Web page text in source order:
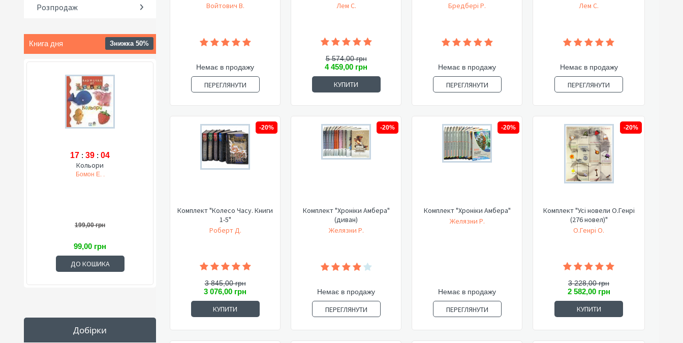
Розпродаж
Книга дня Знижка 50%
17 : 39 : 03
Кольори
Бомон Е. .
199,00 грн
99,00 грн
ДО КОШИКА
Добірки
Войтович В.
Немає в продажу
ПЕРЕГЛЯНУТИ
Лем С.
5 574,00 грн
4 459,00 грн
КУПИТИ
Бредбері Р.
Немає в продажу
ПЕРЕГЛЯНУТИ
Лем С.
Немає в продажу
ПЕРЕГЛЯНУТИ
-20%
Комплект "Колесо Часу. Книги
1-5"
Роберт Д.
3 845,00 грн
3 076,00 грн
КУПИТИ
-20%
Комплект "Хроніки Амбера"
(диван)
Желязни Р.
Немає в продажу
ПЕРЕГЛЯНУТИ
-20%
Комплект "Хроніки Амбера"
Желязни Р.
Немає в продажу
ПЕРЕГЛЯНУТИ
-20%
Комплект "Усі новели О.Генрі
(276 новел)"
О.Генрі О.
3 228,00 грн
2 582,00 грн
КУПИТИ